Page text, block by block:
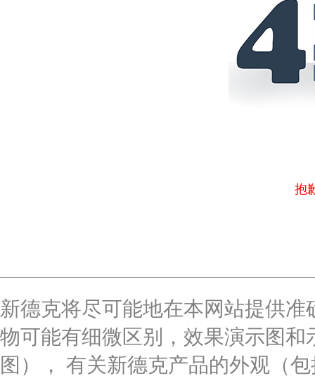
抱
新德克将尽可能地在本网站提供
物可能有细微区别，效果演示图
图）， 有关新德克产品的外观（